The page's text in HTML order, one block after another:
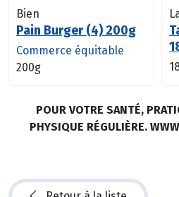
Bien
Pain Burger (4) 200g
Commerce équitable
200g
POUR VOTRE SANTÉ,
PHYSIQUE RÉGULIÈRE.